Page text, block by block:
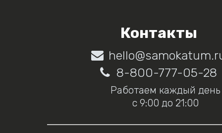
Контакты
8-800-777-05-28
Работаем каждый день
с 9:00 до 21:00